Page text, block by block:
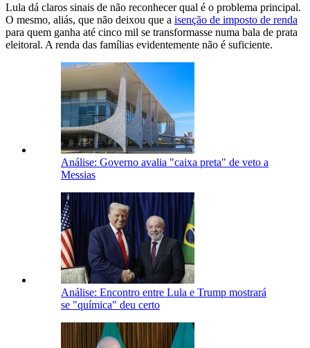
Lula dá claros sinais de não reconhecer qual é o problema principal.
O mesmo, aliás, que não deixou que a isenção de imposto de renda
para quem ganha até cinco mil se transformasse numa bala de prata
eleitoral. A renda das famílias evidentemente não é suficiente.
Análise: Governo avalia "caixa preta" de veto a
Messias
Análise: Encontro entre Lula e Trump mostrará
se "química" deu certo